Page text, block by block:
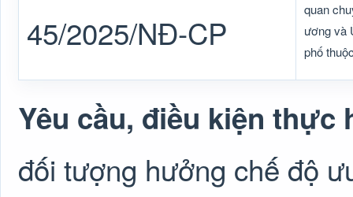
45/2025/NĐ-CP
quan
ương và
phố
Yêu cầu, điều kiện thực
đối tượng hưởng chế độ